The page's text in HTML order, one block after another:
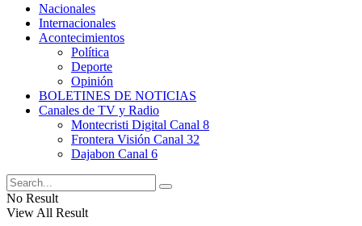
Nacionales
Internacionales
Acontecimientos
Política
Deporte
Opinión
BOLETINES DE NOTICIAS
Canales de TV y Radio
Montecristi Digital Canal 8
Frontera Visión Canal 32
Dajabon Canal 6
No Result
View All Result